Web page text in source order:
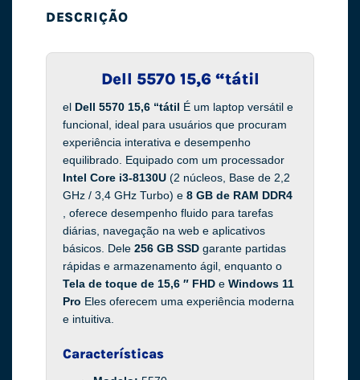
DESCRIÇÃO
Dell 5570 15,6 “tátil
el Dell 5570 15,6 “tátil É um laptop versátil e
funcional, ideal para usuários que procuram
experiência interativa e desempenho
equilibrado. Equipado com um processador
Intel Core i3-8130U (2 núcleos, Base de 2,2
GHz / 3,4 GHz Turbo) e 8 GB de RAM DDR4
, oferece desempenho fluido para tarefas
diárias, navegação na web e aplicativos
básicos. Dele 256 GB SSD garante partidas
rápidas e armazenamento ágil, enquanto o
Tela de toque de 15,6 ″ FHD e Windows 11
Pro Eles oferecem uma experiência moderna
e intuitiva.
Características